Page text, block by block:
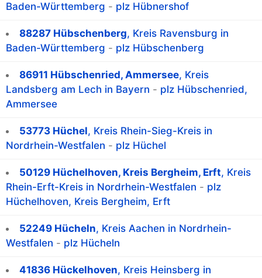
Baden-Württemberg - plz Hübnershof
88287 Hübschenberg, Kreis Ravensburg in
Baden-Württemberg - plz Hübschenberg
86911 Hübschenried, Ammersee, Kreis
Landsberg am Lech in Bayern - plz Hübschenried,
Ammersee
53773 Hüchel, Kreis Rhein-Sieg-Kreis in
Nordrhein-Westfalen - plz Hüchel
50129 Hüchelhoven, Kreis Bergheim, Erft, Kreis
Rhein-Erft-Kreis in Nordrhein-Westfalen - plz
Hüchelhoven, Kreis Bergheim, Erft
52249 Hücheln, Kreis Aachen in Nordrhein-
Westfalen - plz Hücheln
41836 Hückelhoven, Kreis Heinsberg in